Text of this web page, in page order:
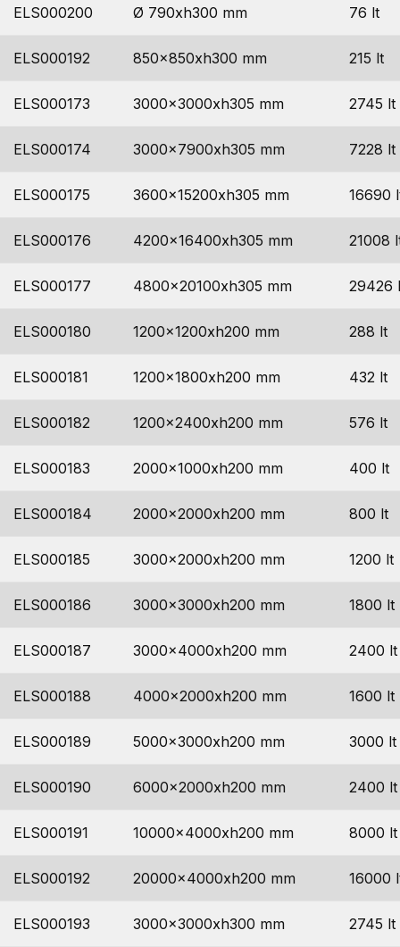
ELS000200 Ø 790xh300 mm 76 lt
ELS000192 850x850xh300 mm 215 lt
ELS000173 3000x3000xh305 mm 2745 lt
ELS000174 3000x7900xh305 mm 7228 lt
ELS000175 3600x15200xh305 mm 16690
ELS000176 4200x16400xh305 mm 21008
ELS000177 4800x20100xh305 mm 29426
ELS000180 1200x1200xh200 mm 288 lt
ELS000181 1200x1800xh200 mm 432 lt
ELS000182 1200x2400xh200 mm 576 lt
ELS000183 2000x1000xh200 mm 400 lt
ELS000184 2000x2000xh200 mm 800 lt
ELS000185 3000x2000xh200 mm 1200 lt
ELS000186 3000x3000xh200 mm 1800 lt
ELS000187 3000x4000xh200 mm 2400 lt
ELS000188 4000x2000xh200 mm 1600 lt
ELS000189 5000x3000xh200 mm 3000 lt
ELS000190 6000x2000xh200 mm 2400 lt
ELS000191 10000x4000xh200 mm 8000 lt
ELS000192 20000x4000xh200 mm 16000
ELS000193 3000x3000xh300 mm 2745 lt